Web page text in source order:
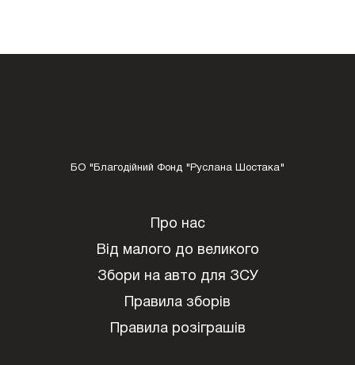
БО "Благодійний Фонд "Руслана Шостака"
Про нас
Від малого до великого
Збори на авто для ЗСУ
Правила зборів
Правила розіграшів